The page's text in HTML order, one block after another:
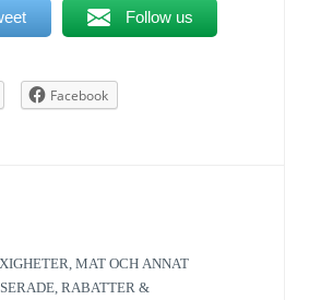
Follow us
Facebook
,MAT OCH ANNAT
,RABATTER &